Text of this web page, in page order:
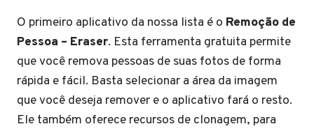
O primeiro aplicativo da nossa lista é o Remoção de
Pessoa – Eraser. Esta ferramenta gratuita permite
que você remova pessoas de suas fotos de forma
rápida e fácil. Basta selecionar a área da imagem
que você deseja remover e o aplicativo fará o resto.
Ele também oferece recursos de clonagem, para